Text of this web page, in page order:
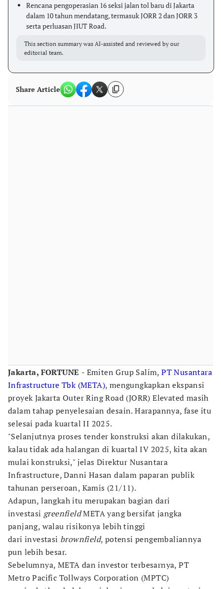
Rencana pengoperasian 16 seksi jalan tol baru di Jakarta
dalam 10 tahun mendatang, termasuk JORR 2 dan JORR 3
serta perluasan JIUT Road.
This section summary was AI-assisted and reviewed by our
editorial team.
Share Article
Jakarta, FORTUNE - Emiten Grup Salim,PT Nusantara
Infrastructure Tbk (META), mengungkapkan ekspansi
proyek Jakarta Outer Ring Road (JORR) Elevated masih
dalam tahap penyelesaian desain. Harapannya, fase itu
selesai pada kuartal II 2025.
"Selanjutnya proses tender konstruksi akan dilakukan,
kalau tidak ada halangan di kuartal IV 2025, kita akan
mulai konstruksi," jelas Direktur Nusantara
Infrastructure, Danni Hasan dalam paparan publik
tahunan perseroan, Kamis (21/11).
Adapun, langkah itu merupakan bagian dari
investasi greenfieldMETA yang bersifat jangka
panjang, walau risikonya lebih tinggi
dari investasi brownfield, potensi pengembaliannya
pun lebih besar.
Sebelumnya, META dan investor terbesarnya, PT
Metro Pacific Tollways Corporation (MPTC)